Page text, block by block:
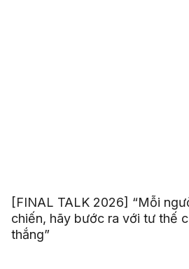
[FINAL TALK 2026] “Mỗi
chiến, hãy bước ra với tư thế
thắng”